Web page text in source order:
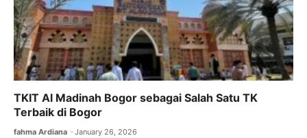
TKIT Al Madinah Bogor sebagai Salah Satu TK
Terbaik di Bogor
fahma Ardiana January 26, 2026